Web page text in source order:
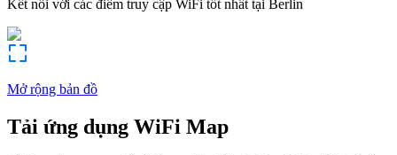
Kết nối với các điểm truy cập WiFi tốt nhất tại Berlin
Mở rộng bản đồ
Tải ứng dụng WiFi Map